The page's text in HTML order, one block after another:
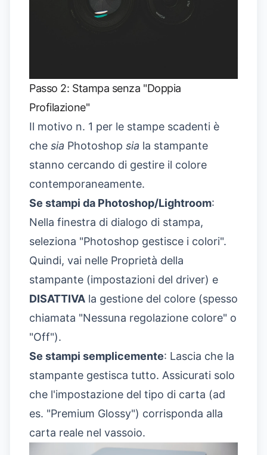
Passo 2: Stampa senza "Doppia
Profilazione"
Il motivo n. 1 per le stampe scadenti è
che sia Photoshop sia la stampante
stanno cercando di gestire il colore
contemporaneamente.
Se stampi da Photoshop/Lightroom:
Nella finestra di dialogo di stampa,
seleziona "Photoshop gestisce i colori".
Quindi, vai nelle Proprietà della
stampante (impostazioni del driver) e
DISATTIVA la gestione del colore (spesso
chiamata "Nessuna regolazione colore" o
"Off").
Se stampi semplicemente: Lascia che la
stampante gestisca tutto. Assicurati solo
che l'impostazione del tipo di carta (ad
es. "Premium Glossy") corrisponda alla
carta reale nel vassoio.